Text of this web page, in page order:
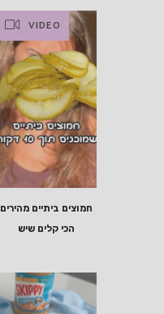
VIDEO
חמוצים ביתיים מהירים
הכי קלים שיש